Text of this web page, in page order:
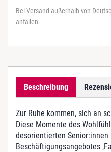
n
t
s
e
r
i
s
e
n
I
Bei Versand außerhalb von
anfallen.
Beschreibung
Zur Ruhe kommen, sich an
Diese Momente des
desorientierten
Beschäftigungsangebotes